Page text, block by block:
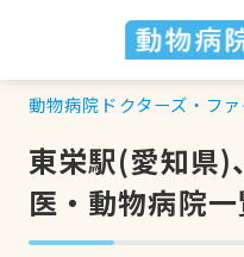
動物病院ドクターズ・フ
東栄駅(愛知県)
医・動物病院一